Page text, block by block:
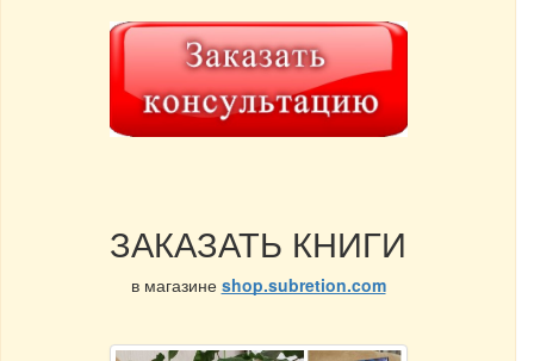
ЗАКАЗАТЬ КНИГИ
в магазине shop.subretion.com